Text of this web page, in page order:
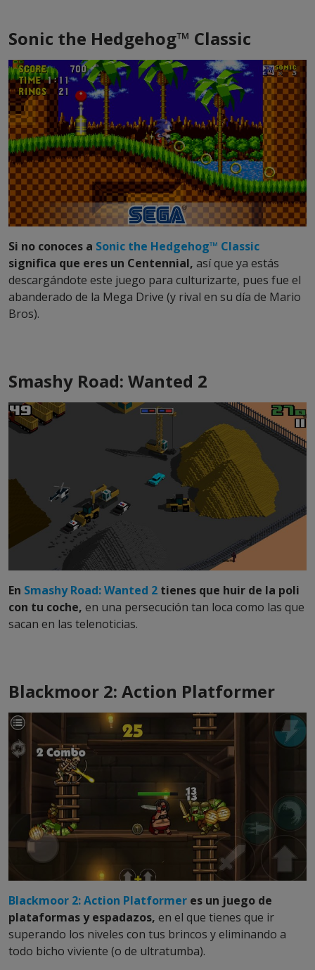
Sonic the Hedgehog™ Classic
Si no conoces a Sonic the Hedgehog™ Classic
significa que eres un Centennial, así que ya estás
descargándote este juego para culturizarte, pues fue el
abanderado de la Mega Drive (y rival en su día de Mario
Bros).
Smashy Road: Wanted 2
En Smashy Road: Wanted 2 tienes que huir de la poli
con tu coche, en una persecución tan loca como las que
sacan en las telenoticias.
Blackmoor 2: Action Platformer
Blackmoor 2: Action Platformer es un juego de
plataformas y espadazos, en el que tienes que ir
superando los niveles con tus brincos y eliminando a
todo bicho viviente (o de ultratumba).